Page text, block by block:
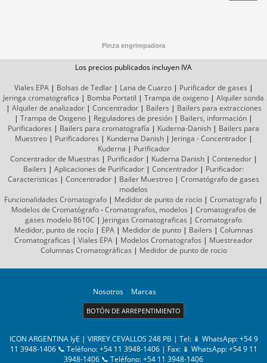
Pinza engrimpadora
Los precios publicados incluyen IVA
Viales EPA| Bolsas de Tedlar| Lana de Cuarzo| Purificador de gases |
Jeringa cromatografica | Bomba Portatil | Trampa de oxigeno | Alquiler sonda
| Alquiler de analizador| Concentrador| Bailers | Bailers para extracciones
| Trampa de Oxigeno | Reguladores de presión | Bailers, información |
Purificadores | Bailers para cromatografía | Kuderna-Danish | Bailers para
Muestreo| Purificadores | Kunderna Danish| Jeringa - Concentrador|
Kuderna | Purificador
Concentrador de Muestras | Purificador| Kuderna Danish| Contenedor|
Bailers | Aplicaciones de Purificador | Concentrador | Purificador:
Caracteristicas | Concentrador | Bailer Muestreo | Cromatógrafode gases
modelos
Funcionalidades Cromatografo | Medidor de punto de rocio | Cromatografo |
Modelos de Cromatógrafo-Cromatografos, modelos | Cromatografos de
gases modelo 8610C | Jeringas Cromatograficas | Cromatografo
Medidor, punto de rocío| EPA| Medidor de punto| Bailers | Columnas
Cromatograficas | Viales EPA | Modelos Cromatografos | Muestreador
Columnas Cromatográficas | Medidor de punto de rocio
Nosotros Marcas
BOTÓN DE ARREPENTIMIENTO
ICON ARGENTINA IyE | VIRREY CEVALLOS 248 PB | Tel: 📱 WhatsApp: +54 9
11 3948-1406 📞 Teléfono: +54 11 3948-1406| Fax: 📱 WhatsApp: +54 9 11
3948-1406 📞 Teléfono: +54 11 3948-1406